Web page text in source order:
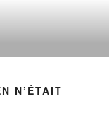
N’ÉTAIT